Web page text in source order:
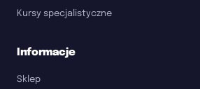
Kursy specjalistyczne
Informacje
Sklep